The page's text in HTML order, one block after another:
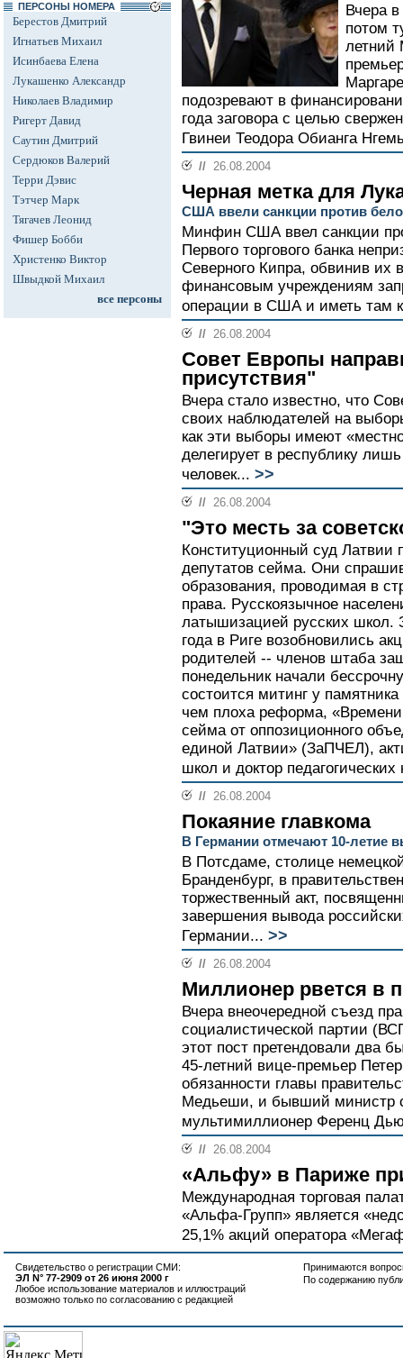
ПЕРСОНЫ НОМЕРА
Берестов Дмитрий
Игнатьев Михаил
Исинбаева Елена
Лукашенко Александр
Николаев Владимир
Ригерт Давид
Саутин Дмитрий
Сердюков Валерий
Терри Дэвис
Тэтчер Марк
Тягачев Леонид
Фишер Бобби
Христенко Виктор
Швыдкой Михаил
все персоны
Вчера
потом
летний
подозревают в
года заговора с целью
Гвинеи Теодора Обианга
// 26.08.2004
Черная метка для
США ввели санкции против
Минфин США ввел санкции
Первого торгового банка
Северного Кипра, обвинив их
финансовым учреждениям
операции в США и иметь там
// 26.08.2004
Совет Европы
присутствия"
Вчера стало известно, что
своих наблюдателей на
как эти выборы имеют
делегирует в республику
человек... >>
// 26.08.2004
"Это месть за
Конституционный суд Латвии
депутатов сейма. Они
образования, проводимая в
права. Русскоязычное
латышизацией русских школ.
года в Риге возобновились
родителей -- членов штаба
понедельник начали
состоится митинг у
чем плоха реформа, «Времени
сейма от оппозиционного
единой Латвии» (ЗаПЧЕЛ),
школ и доктор
// 26.08.2004
Покаяние главкома
В Германии отмечают 10-летие
В Потсдаме, столице
Бранденбург, в
торжественный акт,
завершения вывода
Германии... >>
// 26.08.2004
Миллионер рвется в
Вчера внеочередной съезд
социалистической партии
этот пост претендовали два
45-летний вице-премьер
обязанности главы
Медьеши, и бывший министр
мультимиллионер Ференц
// 26.08.2004
«Альфу» в Париже
Международная торговая
«Альфа-Групп» является
25,1% акций оператора
Свидетельство о регистрации СМИ:
ЭЛ N° 77-2909 от 26 июня 2000 г
Любое использование материалов и иллюстраций
возможно только по согласованию с редакцией
Принимаются
По содержанию